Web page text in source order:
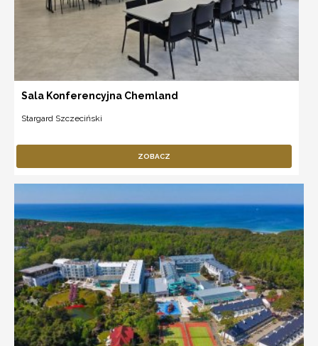
Sala Konferencyjna Chemland
Stargard Szczeciński
ZOBACZ